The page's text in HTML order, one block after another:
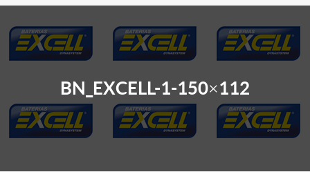
BN_EXCELL-1-150×112